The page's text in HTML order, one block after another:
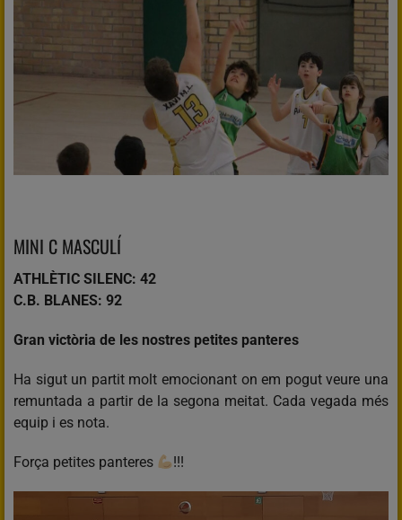
MINI C MASCULÍ
ATHLÈTIC SILENC: 42
C.B. BLANES: 92
Gran victòria de les nostres petites panteres
Ha sigut un partit molt emocionant on em pogut veure una
remuntada a partir de la segona meitat. Cada vegada més
equip i es nota.
Força petites panteres !!!